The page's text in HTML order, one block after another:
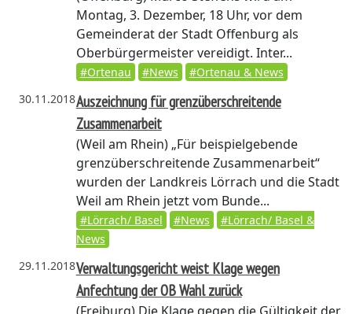
Montag, 3. Dezember, 18 Uhr, vor dem
Gemeinderat der Stadt Offenburg als
Oberbürgermeister vereidigt. Inter...
#Ortenau #News
#Ortenau & News
30.11.2018Auszeichnung für grenzüberschreitende
Zusammenarbeit
(Weil am Rhein)„Für beispielgebende
grenzüberschreitende Zusammenarbeit“
wurden der Landkreis Lörrach und die Stadt
Weil am Rhein jetzt vom Bunde...
#Lörrach/ Basel #News
#Lörrach/ Basel &
News
29.11.2018Verwaltungsgericht weist Klage wegen
Anfechtung der OB Wahl zurück